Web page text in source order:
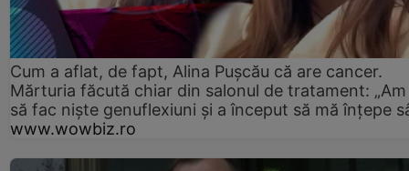
Cum a aflat, de fapt, Alina Pușcău că are cancer.
Mărturia făcută chiar din salonul de tratament:
să fac niște genuflexiuni și a început să mă înțepe
www.wowbiz.ro